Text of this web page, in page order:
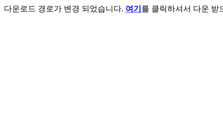
다운로드 경로가 변경 되었습니다. 여기 를 클릭하셔서 다운 받